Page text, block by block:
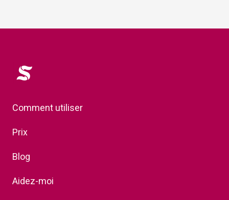
Logo
Comment utiliser
Prix
Blog
Aidez-moi